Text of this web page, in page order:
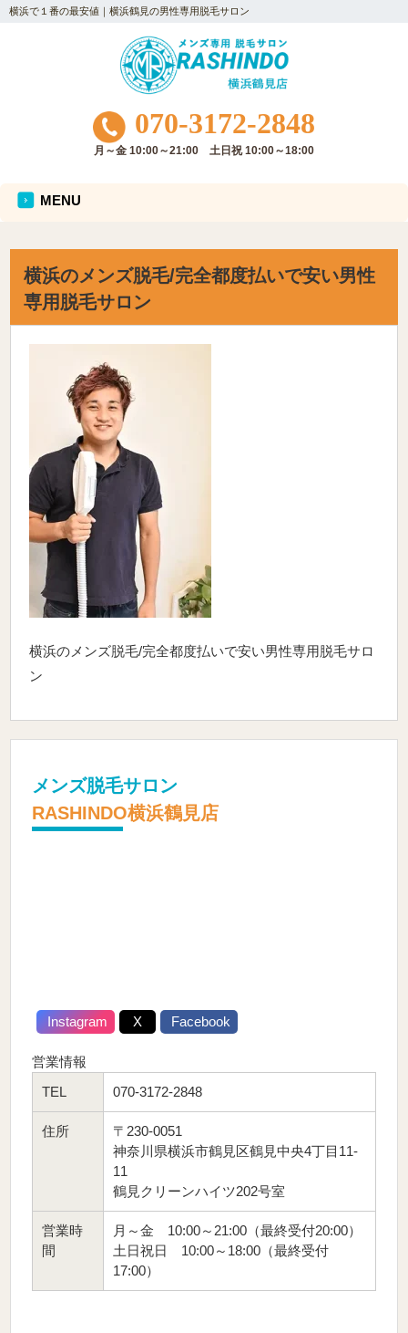
横浜で１番の最安値｜横浜鶴見の男性専用脱毛サロン
070-3172-2848
月～金 10:00～21:00 土日祝 10:00～18:00
MENU
横浜のメンズ脱毛/完全都度払いで安い男性
専用脱毛サロン
横浜のメンズ脱毛/完全都度払いで安い男性専用脱毛サロ
ン
メンズ脱毛サロン
RASHINDO横浜鶴見店
Instagram X Facebook
営業情報
TEL
070-3172-2848
住所
〒230-0051
神奈川県横浜市鶴見区鶴見中央4丁目11-
11
鶴見クリーンハイツ202号室
営業時
間
月～金 10:00～21:00（最終受付20:00）
土日祝日 10:00～18:00（最終受付
17:00）